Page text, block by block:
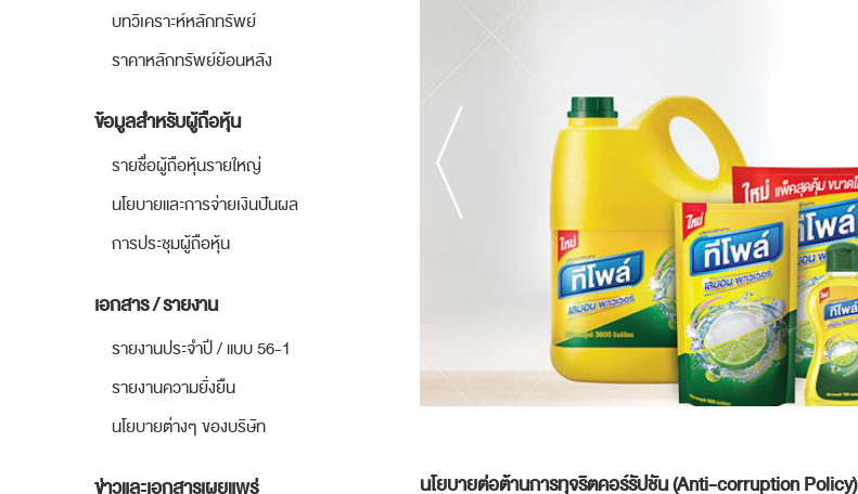
บทวิเคราะห์หลักทรัพย์
ราคาหลักทรัพย์ย้อนหลัง
ข้อมูลสำหรับผู้ถือหุ้น
รายชื่อผู้ถือหุ้นรายใหญ่
นโยบายและการจ่ายเงินปันผล
การประชุมผู้ถือหุ้น
เอกสาร / รายงาน
รายงานประจำปี / แบบ 56-1
รายงานความยั่งยืน
นโยบายต่างๆ ของบริษัท
นโยบายต่อต้านการทุจริตคอร์รัปชัน(Anti-corruption Policy)